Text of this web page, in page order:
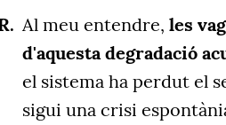
Al meu entendre, les
d'aquesta degradació
el sistema ha perdut el
sigui una crisi